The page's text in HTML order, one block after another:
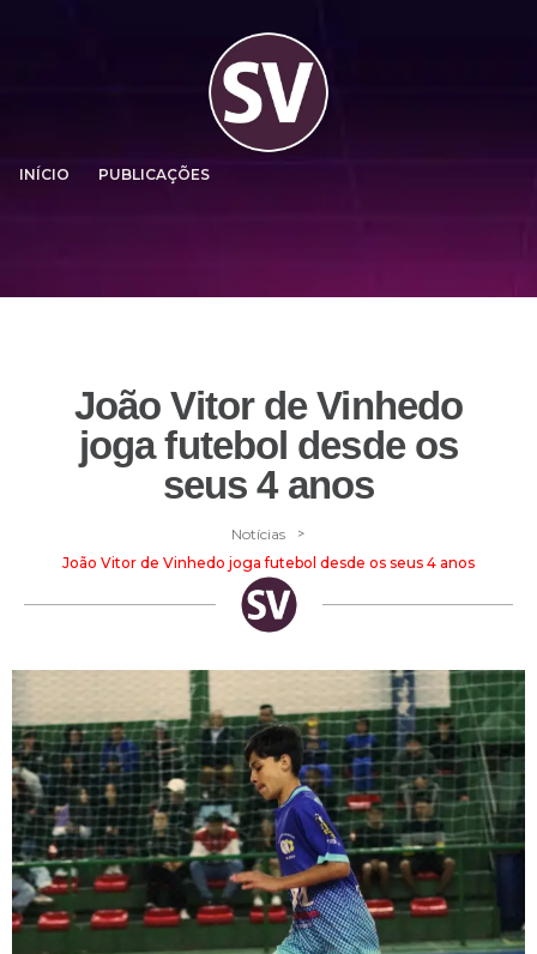
INÍCIO PUBLICAÇÕES
João Vitor de Vinhedo
joga futebol desde os
seus 4 anos
Notícias >
João Vitor de Vinhedo joga futebol desde os seus 4 anos